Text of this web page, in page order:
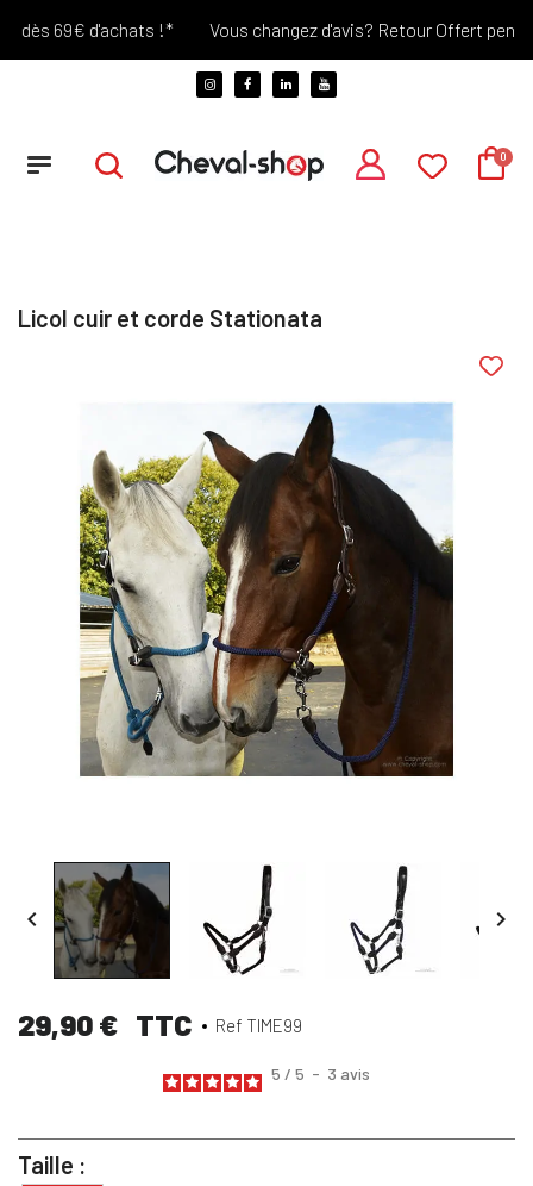
69€ d'achats !* Vous changez d'avis? Retour Offert
Licol cuir et corde Stationata
 
29,90 € TTC Ref TIME99
5 / 5 - 3 avis
Taille :